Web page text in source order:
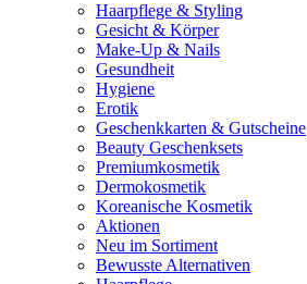
Haarpflege & Styling
Gesicht & Körper
Make-Up & Nails
Gesundheit
Hygiene
Erotik
Geschenkkarten & Gutscheine
Beauty Geschenksets
Premiumkosmetik
Dermokosmetik
Koreanische Kosmetik
Aktionen
Neu im Sortiment
Bewusste Alternativen